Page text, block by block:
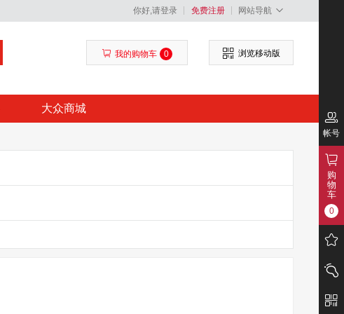
你好,请登录 免费注册 网站导航
我的购物车 0 浏览移动版
大众商城
帐号
购
物
车
0